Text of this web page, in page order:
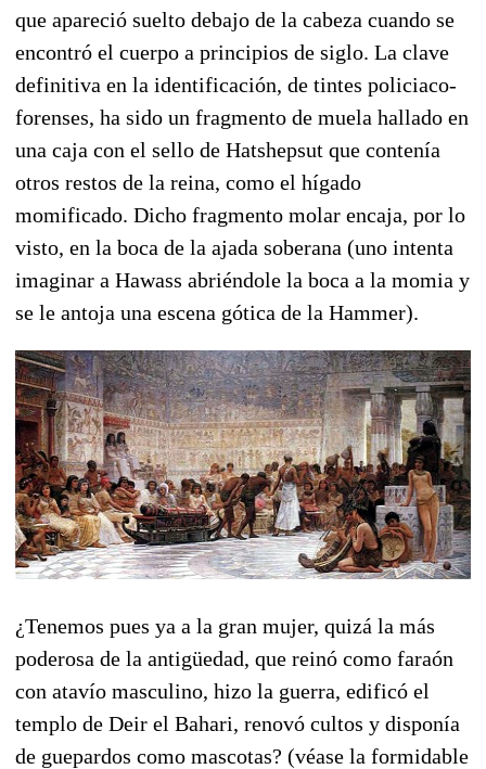
que apareció suelto debajo de la cabeza cuando se
encontró el cuerpo a principios de siglo. La clave
definitiva en la identificación, de tintes policiaco-
forenses, ha sido un fragmento de muela hallado en
una caja con el sello de Hatshepsut que contenía
otros restos de la reina, como el hígado
momificado. Dicho fragmento molar encaja, por lo
visto, en la boca de la ajada soberana (uno intenta
imaginar a Hawass abriéndole la boca a la momia y
se le antoja una escena gótica de la Hammer).
¿Tenemos pues ya a la gran mujer, quizá la más
poderosa de la antigüedad, que reinó como faraón
con atavío masculino, hizo la guerra, edificó el
templo de Deir el Bahari, renovó cultos y disponía
de guepardos como mascotas? (véase la formidable